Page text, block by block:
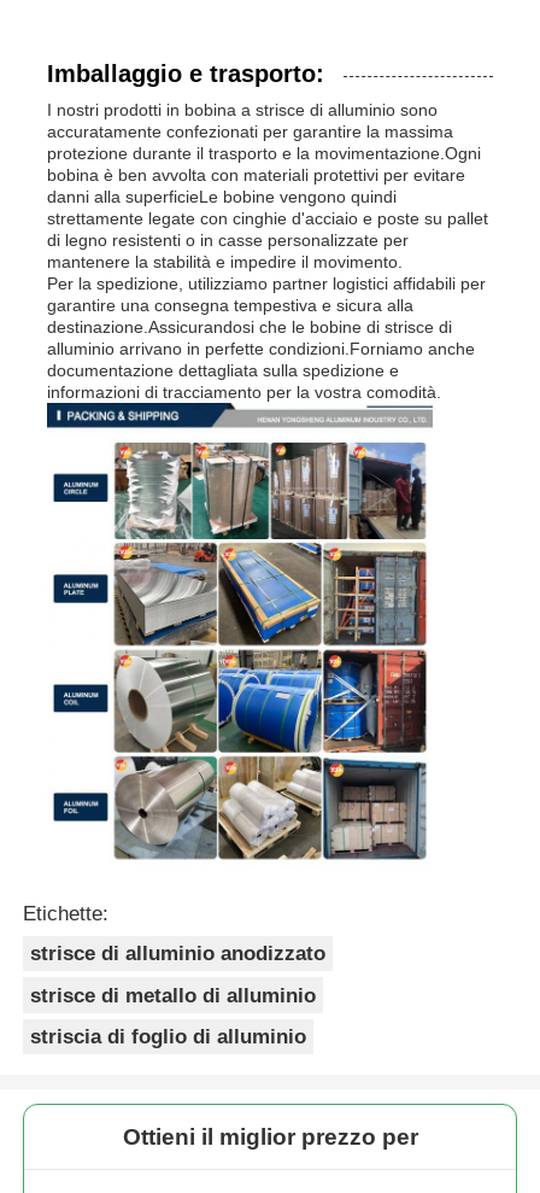
Imballaggio e trasporto:
I nostri prodotti in bobina a strisce di alluminio sono
accuratamente confezionati per garantire la massima
protezione durante il trasporto e la movimentazione.Ogni
bobina è ben avvolta con materiali protettivi per evitare
danni alla superficieLe bobine vengono quindi
strettamente legate con cinghie d'acciaio e poste su pallet
di legno resistenti o in casse personalizzate per
mantenere la stabilità e impedire il movimento.
Per la spedizione, utilizziamo partner logistici affidabili per
garantire una consegna tempestiva e sicura alla
destinazione.Assicurandosi che le bobine di strisce di
alluminio arrivano in perfette condizioni.Forniamo anche
documentazione dettagliata sulla spedizione e
informazioni di tracciamento per la vostra comodità.
Etichette:
strisce di alluminio anodizzato
strisce di metallo di alluminio
striscia di foglio di alluminio
Ottieni il miglior prezzo per